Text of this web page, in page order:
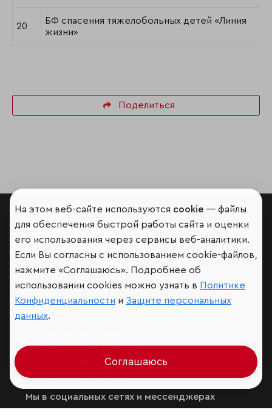
20
БФ спасения тяжелобольных детей «Линия
жизни»
Поделиться
Мир сквозь призму рейтингов
Аналитика
Подписаться на рассылку
Участники рэнкингов
Мы в социальных сетях и мессенджерах
На этом веб-сайте используются cookie — файлы
для обеспечения быстрой работы сайта и оценки
его использования через сервисы веб-аналитики.
Если Вы согласны с использованием cookie-файлов,
нажмите «Соглашаюсь». Подробнее об
использовании cookies можно узнать в Политике
Конфиденциальности и Защите персональных
данных.
Соглашаюсь